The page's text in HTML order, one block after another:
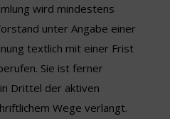
wird mindestens
unter Angabe einer
textlich mit einer Frist
Sie ist ferner
Drittel der aktiven
Wege verlangt.